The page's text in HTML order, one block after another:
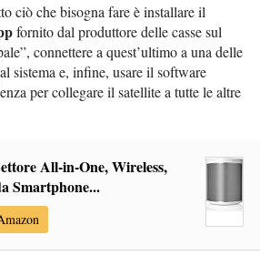
ciò che bisogna fare è installare il
fornito dal produttore delle casse sul
connettere a quest’ultimo a una delle
sistema e, infine, usare il software
per collegare il satellite a tutte le altre
All-in-One, Wireless,
Smartphone...